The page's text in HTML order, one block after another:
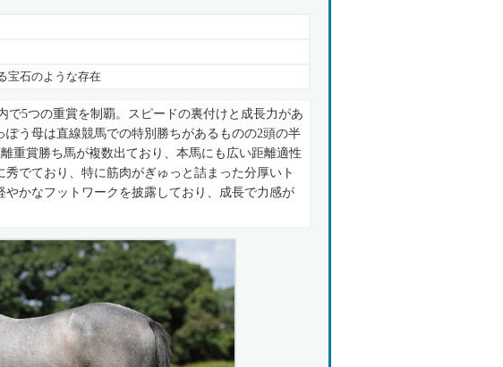
宝石のような存在
5つの重賞を制覇。スピードの裏付けと成長力があ
う母は直線競馬での特別勝ちがあるものの2頭の半
重賞勝ち馬が複数出ており、本馬にも広い距離適性
でており、特に筋肉がぎゅっと詰まった分厚いト
かなフットワークを披露しており、成長で力感が